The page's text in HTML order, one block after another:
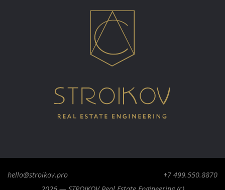
hello@stroikov.pro
+7 499.550.8870